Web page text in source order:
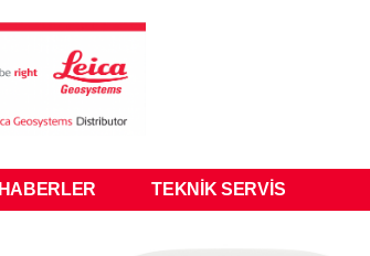
HABERLER TEKNIK SERVIS